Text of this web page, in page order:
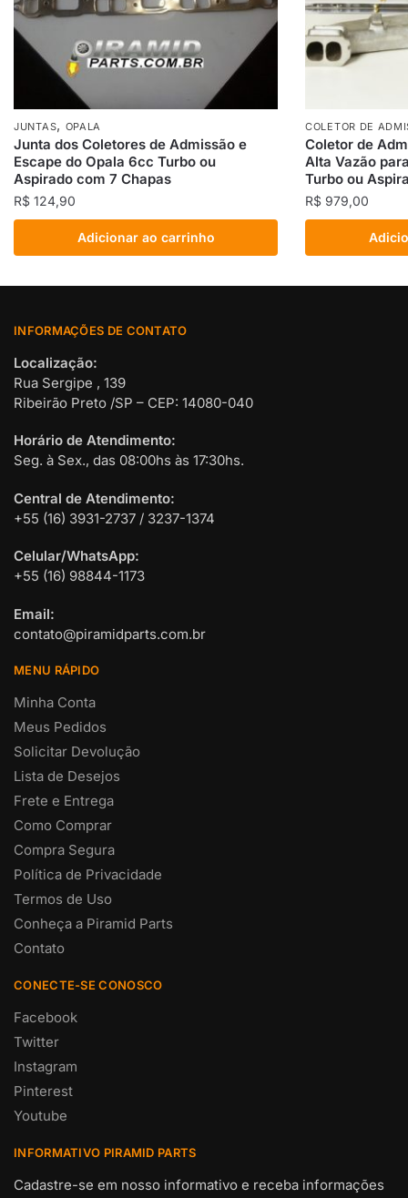
JUNTAS, OPALA
Junta dos Coletores de Admissão e
Escape do Opala 6cc Turbo ou
Aspirado com 7 Chapas
R$ 124,90
Adicionar ao carrinho
COLETOR DE
Coletor de
Alta Vazão
Turbo ou
R$ 979,00
INFORMAÇÕES DE CONTATO
Localização:
Rua Sergipe , 139
Ribeirão Preto /SP – CEP: 14080-040
Horário de Atendimento:
Seg. à Sex., das 08:00hs às 17:30hs.
Central de Atendimento:
+55 (16) 3931-2737 / 3237-1374
Celular/WhatsApp:
+55 (16) 98844-1173
Email:
contato@piramidparts.com.br
MENU RÁPIDO
Minha Conta
Meus Pedidos
Solicitar Devolução
Lista de Desejos
Frete e Entrega
Como Comprar
Compra Segura
Política de Privacidade
Termos de Uso
Conheça a Piramid Parts
Contato
CONECTE-SE CONOSCO
Facebook
Twitter
Instagram
Pinterest
Youtube
INFORMATIVO PIRAMID PARTS
Cadastre-se em nosso informativo e receba informações